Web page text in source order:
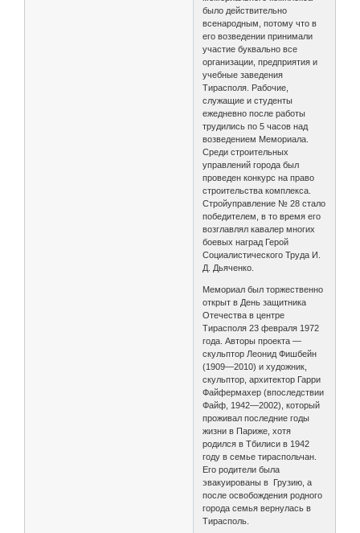
было действительно
всенародным, потому что в
его возведении принимали
участие буквально все
организации, предприятия и
учебные заведения
Тирасполя. Рабочие,
служащие и студенты
ежедневно после работы
трудились по 5 часов над
возведением Мемориала.
Среди строительных
управлений города был
проведен конкурс на право
строительства комплекса.
Стройуправление № 28 стало
победителем, в то время его
возглавлял кавалер многих
боевых наград Герой
Социалистического Труда И.
Д. Дьяченко.
Мемориал был торжественно
открыт в День защитника
Отечества в центре
Тирасполя 23 февраля 1972
года. Авторы проекта —
скульптор Леонид Фишбейн
(1909—2010) и художник,
скульптор, архитектор Гарри
Файфермахер (впоследствии
Файф, 1942—2002), который
проживал последние годы
жизни в Париже, хотя
родился в Тбилиси в 1942
году в семье тираспольчан.
Его родители была
эвакуированы в Грузию, а
после освобождения родного
города семья вернулась в
Тирасполь.